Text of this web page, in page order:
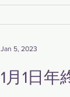
1月1日年
Jan 5, 2023